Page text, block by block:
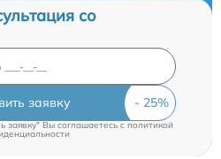
со
заявку
заявку" Вы соглашаетесь c политикой